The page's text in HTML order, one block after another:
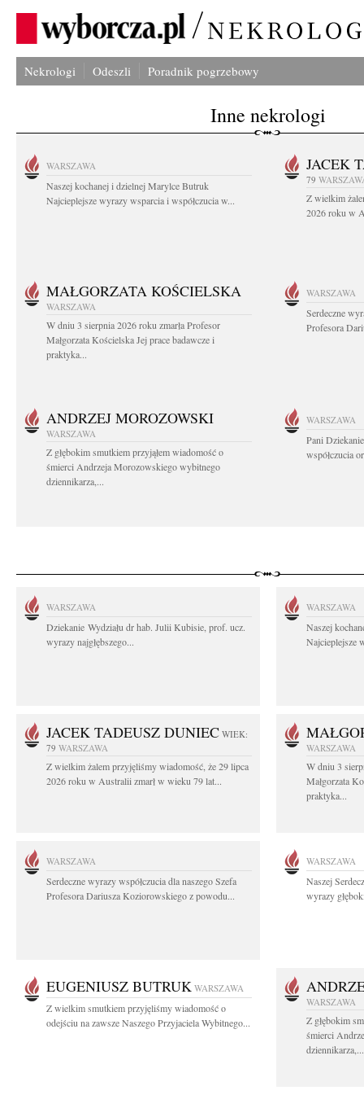
Nekrologi Odeszli Poradnik pogrzebowy
Inne nekrologi
WARSZAWA
Naszej kochanej i dzielnej Marylce Butruk
Najcieplejsze wyrazy wsparcia i współczucia w...
JACEK
79
Z wielkim
2026 roku w
MAŁGORZATA KOŚCIELSKA
WARSZAWA
W dniu 3 sierpnia 2026 roku zmarła Profesor
Małgorzata Kościelska Jej prace badawcze i
praktyka...
WARSZAWA
Serdeczne
Profesora
ANDRZEJ MOROZOWSKI
WARSZAWA
Z głębokim smutkiem przyjąłem wiadomość o
śmierci Andrzeja Morozowskiego wybitnego
dziennikarza,...
WARSZAWA
Pani
współczucia
WARSZAWA
Dziekanie Wydziału dr hab. Julii Kubisie, prof. ucz.
wyrazy najgłębszego...
WARSZAWA
Naszej
Najcieplejsze
JACEK TADEUSZ DUNIEC WIEK:
79 WARSZAWA
Z wielkim żalem przyjęliśmy wiadomość, że 29 lipca
2026 roku w Australii zmarł w wieku 79 lat...
WARSZAWA
W dniu 3
Małgorzata
praktyka...
WARSZAWA
Serdeczne wyrazy współczucia dla naszego Szefa
Profesora Dariusza Koziorowskiego z powodu...
WARSZAWA
Naszej
wyrazy
EUGENIUSZ BUTRUK WARSZAWA
Z wielkim smutkiem przyjęliśmy wiadomość o
odejściu na zawsze Naszego Przyjaciela Wybitnego...
WARSZAWA
Z głębokim
śmierci
dziennikarza,...